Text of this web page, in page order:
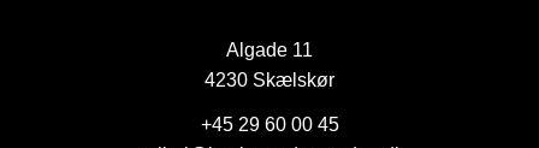
Algade 11
4230 Skælskør
+45 29 60 00 45